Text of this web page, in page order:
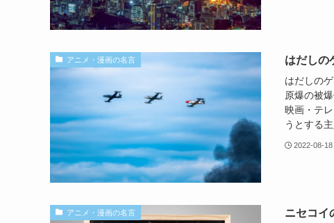
アニメ・漫画の名言 はだしの
はだしの
原爆の被
映画・テ
うとする
2022-08-18
アニメ・漫画の名言 ニセコイ